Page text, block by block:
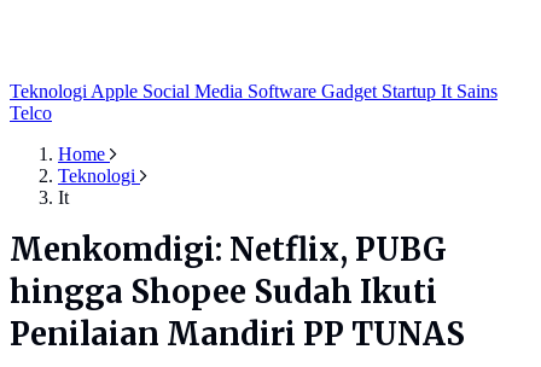
Teknologi Apple Social Media Software Gadget Startup It Sains
Telco
Home
Teknologi
It
Menkomdigi: Netflix, PUBG
hingga Shopee Sudah Ikuti
Penilaian Mandiri PP TUNAS